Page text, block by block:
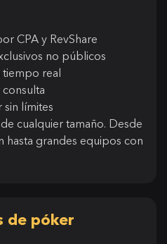
CPA y RevShare
no públicos
tiempo real
sin límites
cualquier tamaño. Desde
hasta grandes equipos con
de póker